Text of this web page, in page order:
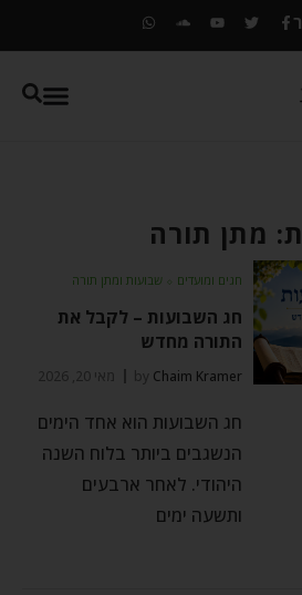
מתן תורה
חגים ומועדים ⬦ שבועות ומתן תורה
חג השבועות – לקבל את
התורה מחדש
by Chaim Kramer מאי 20, 2026
חג השבועות הוא אחד הימים
הנשגבים ביותר בלוח השנה
היהודי. לאחר ארבעים
ותשעה ימים